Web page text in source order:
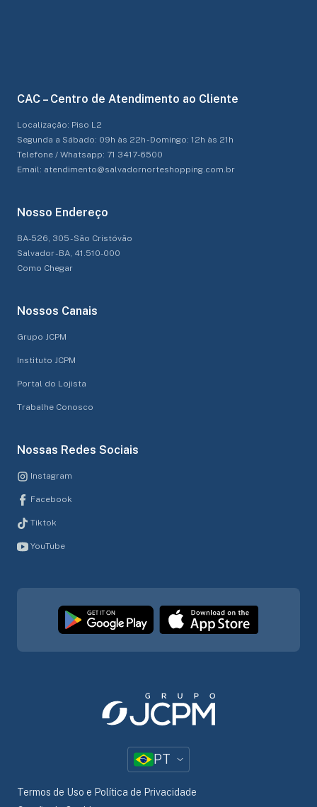
CAC – Centro de Atendimento ao Cliente
Localização: Piso L2
Segunda a Sábado: 09h às 22h - Domingo: 12h às 21h
Telefone / Whatsapp: 71 3417-6500
Email: atendimento@salvadornorteshopping.com.br
Nosso Endereço
BA-526, 305 - São Cristóvão
Salvador - BA, 41.510-000
Como Chegar
Nossos Canais
Grupo JCPM
Instituto JCPM
Portal do Lojista
Trabalhe Conosco
Nossas Redes Sociais
Instagram
Facebook
Tiktok
YouTube
PT
Termos de Uso e Política de Privacidade